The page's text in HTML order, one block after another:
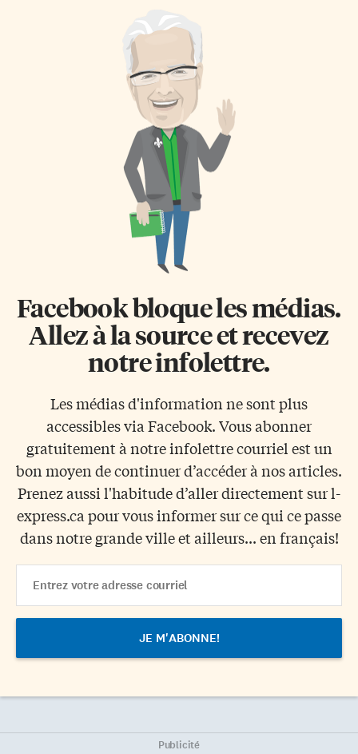
Facebook bloque les médias.
Allez à la source et recevez
notre infolettre.
Les médias d'information ne sont plus
accessibles via Facebook. Vous abonner
gratuitement à notre infolettre courriel est un
bon moyen de continuer d’accéder à nos articles.
Prenez aussi l'habitude d’aller directement sur l-
express.ca pour vous informer sur ce qui ce passe
dans notre grande ville et ailleurs... en français!
Address
Publicité